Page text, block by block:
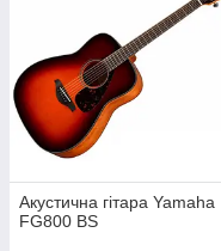
Акустична гітара Yamaha
FG800 BS